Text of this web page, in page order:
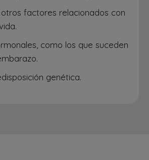
factores relacionados con
como los que suceden
genética.